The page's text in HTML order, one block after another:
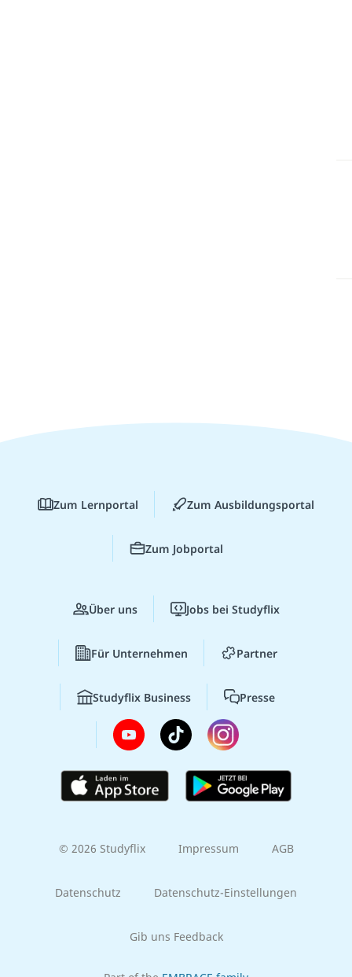
Zum Lernportal Zum Ausbildungsportal
Zum Jobportal
Über uns Jobs bei Studyflix
Für Unternehmen Partner
Studyflix Business Presse
© 2026 Studyflix Impressum AGB
Datenschutz Datenschutz-Einstellungen
Gib uns Feedback